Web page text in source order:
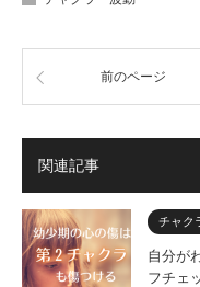
前のページ
関連記事
チャク
自分が
フチェ